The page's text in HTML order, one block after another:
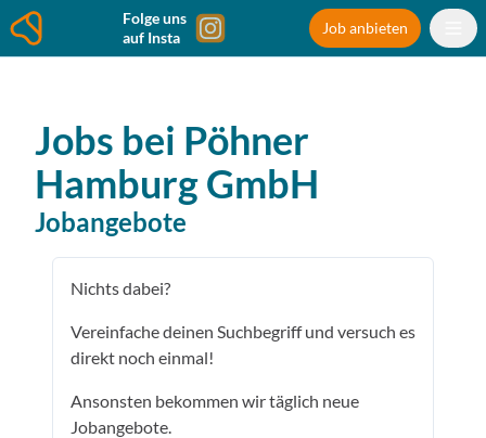
Folge uns
auf Insta
Job anbieten
Jobs bei Pöhner
Hamburg GmbH
Jobangebote
Nichts dabei?
Vereinfache deinen Suchbegriff und versuch es
direkt noch einmal!
Ansonsten bekommen wir täglich neue
Jobangebote.